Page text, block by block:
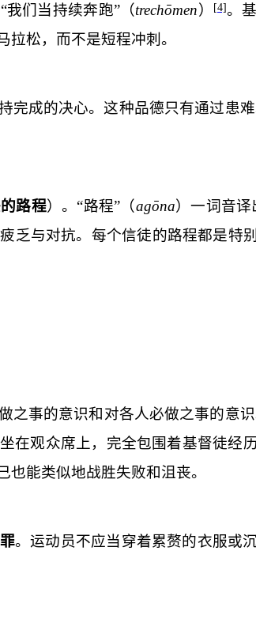
们当持续奔跑”（trechomen） [4]。
松，而不是短程冲刺。
完成的决心。这种品德只有通过患
路程）。“路程”（agona）一词音
乏与对抗。每个信徒的路程都是特
事的意识和对各人必做之事的意
在观众席上，完全包围着基督徒经
能类似地战胜失败和沮丧。
。运动员不应当穿着累赘的衣服或